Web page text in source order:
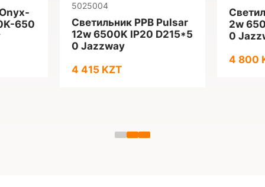
650
5025004
Светильник PPB Pulsar
12w 6500K IP20 D215*5
0 Jazzway
4 415 KZT
2w
0
4 800